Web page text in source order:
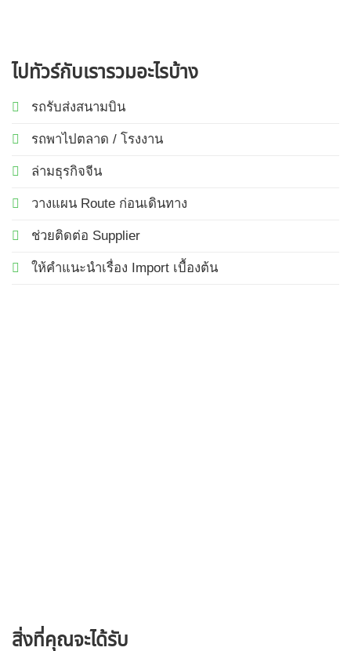
ไปทัวร์กับเรารวมอะไรบ้าง
รถรับส่งสนามบิน
รถพาไปตลาด / โรงงาน
ล่ามธุรกิจจีน
วางแผน Route ก่อนเดินทาง
ช่วยติดต่อ Supplier
ให้คำแนะนำเรื่อง Import เบื้องต้น
สิ่งที่คุณจะได้รับ